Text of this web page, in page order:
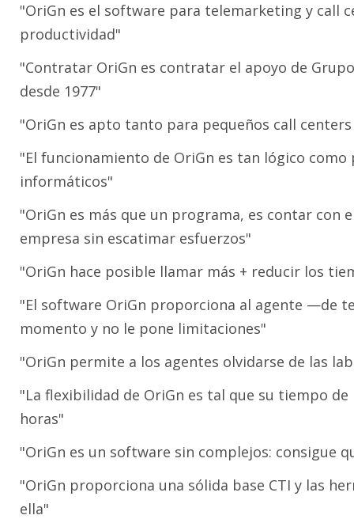
"OriGn es el software para telemarketing y call
productividad"
"Contratar OriGn es contratar el apoyo de
desde 1977"
"OriGn es apto tanto para pequeños call
"El funcionamiento de OriGn es tan lógico
informáticos"
"OriGn es más que un programa, es contar con
empresa sin escatimar esfuerzos"
"OriGn hace posible llamar más + reducir los
"El software OriGn proporciona al agente —de
momento y no le pone limitaciones"
"OriGn permite a los agentes olvidarse de las
"La flexibilidad de OriGn es tal que su tiempo
horas"
"OriGn es un software sin complejos: consigue
"OriGn proporciona una sólida base CTI y las
ella"